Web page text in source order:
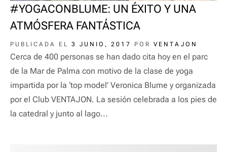
#YOGACONBLUME: UN ÉXITO Y UNA
ATMÓSFERA FANTÁSTICA
PUBLICADA EL 3 JUNIO, 2017 POR VENTAJON
Cerca de 400 personas se han dado cita hoy en el parc
de la Mar de Palma con motivo de la clase de yoga
impartida por la ‘top model’ Veronica Blume y organizada
por el Club VENTAJON. La sesión celebrada a los pies de
la catedral y junto al lago...